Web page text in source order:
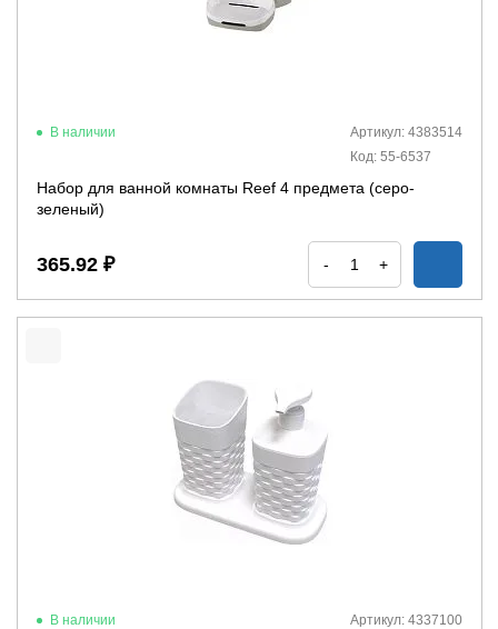
В наличии
Артикул: 4383514
Код: 55-6537
Набор для ванной комнаты Reef 4 предмета (серо-
зеленый)
365.92 ₽ - +
В наличии
Артикул: 4337100